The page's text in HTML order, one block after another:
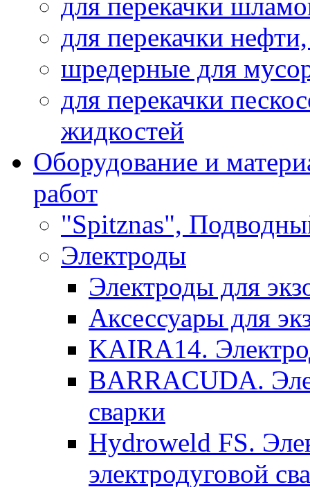
для перекачки
шредерные для
для перекачки
жидкостей
Оборудование и
работ
"Spitznas",
Электроды
Электроды для
Аксессуары для
KAIRA14.
BARRACUDA.
сварки
Hydroweld FS.
электродуговой